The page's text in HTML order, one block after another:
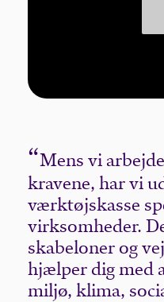
Mens vi
kravene, har vi
værktøjskasse
virksomheder.
skabeloner og
hjælper dig med
miljø, klima,